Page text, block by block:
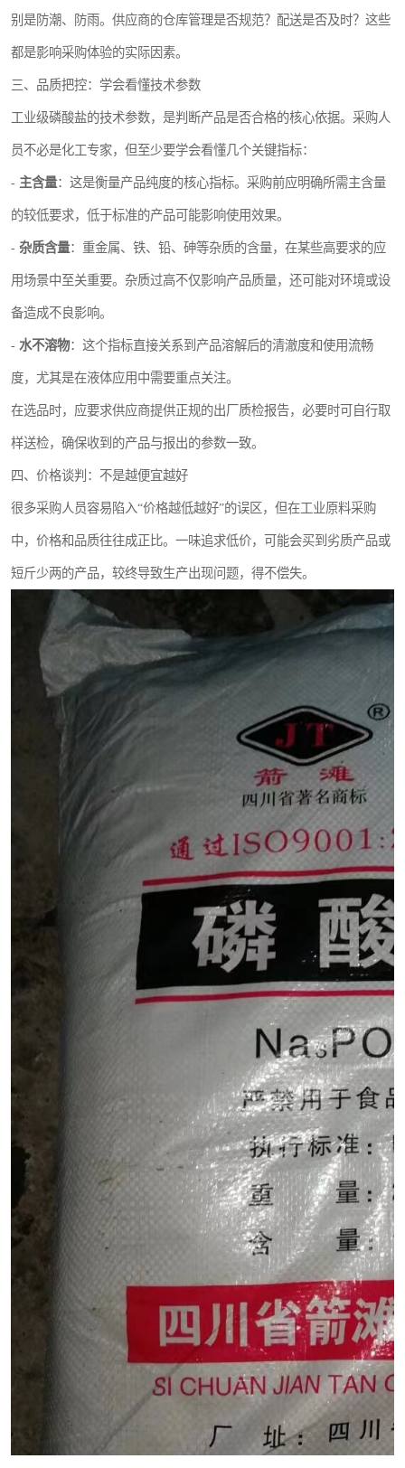
别是防潮、防雨。供应商的仓库管理是否规范？配送是否及时？这些
都是影响采购体验的实际因素。
三、品质把控：学会看懂技术参数
工业级磷酸盐的技术参数，是判断产品是否合格的核心依据。采购人
员不必是化工专家，但至少要学会看懂几个关键指标：
- 主含量：这是衡量产品纯度的核心指标。采购前应明确所需主含量
的较低要求，低于标准的产品可能影响使用效果。
- 杂质含量：重金属、铁、铅、砷等杂质的含量，在某些高要求的应
用场景中至关重要。杂质过高不仅影响产品质量，还可能对环境或设
备造成不良影响。
- 水不溶物：这个指标直接关系到产品溶解后的清澈度和使用流畅
度，尤其是在液体应用中需要重点关注。
在选品时，应要求供应商提供正规的出厂质检报告，必要时可自行取
样送检，确保收到的产品与报出的参数一致。
四、价格谈判：不是越便宜越好
很多采购人员容易陷入“价格越低越好”的误区，但在工业原料采购
中，价格和品质往往成正比。一味追求低价，可能会买到劣质产品或
短斤少两的产品，较终导致生产出现问题，得不偿失。